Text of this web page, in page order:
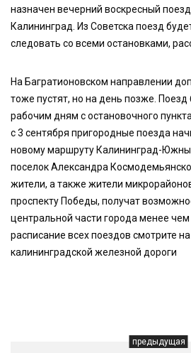
назначен вечерний воскресный
Калининград. Из Советска поезд
следовать со всеми остановками,
На Багратионовском направлении
тоже пустят, но на день позже. Поезд
рабочим дням с остановочного
с 3 сентября пригородные поезда
новому маршруту Калининград-
поселок Александра
жители, а также жители
проспекту Победы, получат
центральной части города менее
расписание всех поездов смотрите
калининградской железной дороги
предыдущая